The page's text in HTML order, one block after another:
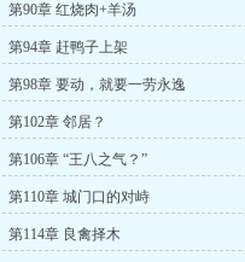
第90章 红烧肉+羊汤
第94章 赶鸭子上架
第98章 要动，就要一劳永逸
第102章 邻居？
第106章 “王八之气？”
第110章 城门口的对峙
第114章 良禽择木